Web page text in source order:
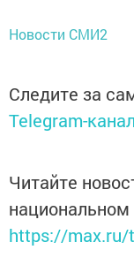
Новости СМИ2
Следите за
Telegram-
Читайте
https://max.ru/